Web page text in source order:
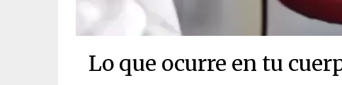
Lo que ocurre en tu